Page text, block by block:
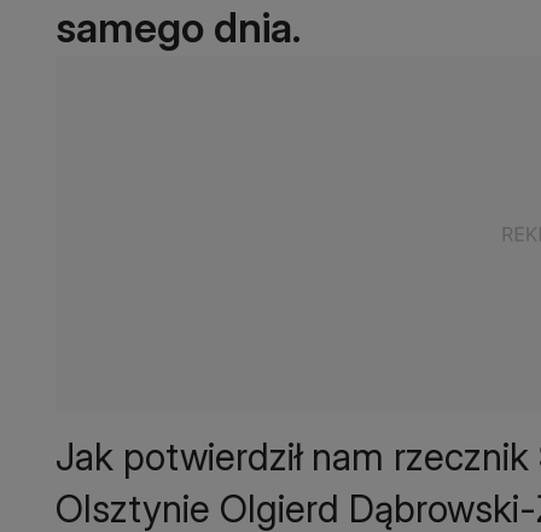
samego dnia.
Jak potwierdził nam
Olsztynie Olgierd